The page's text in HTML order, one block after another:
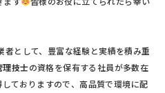
として、豊富な経験と実績を積み重
理技士の資格を保有する社員が多数在
しておりますので、高品質で環境に配